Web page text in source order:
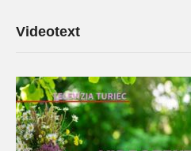
Videotext